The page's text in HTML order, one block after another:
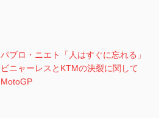
パブロ・ニエト「人はすぐに忘れる」
ビニャーレスとKTMの決裂に関して
MotoGP